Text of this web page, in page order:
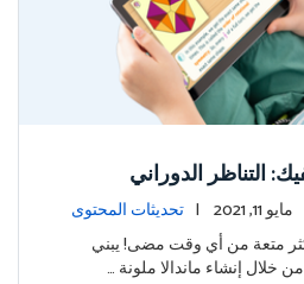
التناظر الدوراني
تحديثات المحتوى
متعة من أي وقت مضى! يبني
خلال إنشاء ماندالا ملونة …